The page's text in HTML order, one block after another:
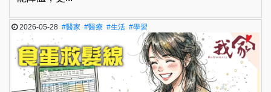
2026-05-28#醫家 #醫療 #生活 #學習